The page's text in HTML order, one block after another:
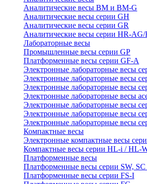
Аналитические весы BM и BM-G
Аналитические весы серии GH
Аналитические весы серии GR
Аналитические весы серии HR-
Лабораторные весы
Промышленные весы серии GP
Платформенные весы серии GF-A
Электронные лабораторные весы
Электронные лабораторные весы
Электронные лабораторные весы
Электронные лабораторные весы
Электронные лабораторные весы
Электронные лабораторные весы
Электронные лабораторные весы
Компактные весы
Электронные компактные весы
Компактные весы серии HL-i / HL-
Платформенные весы
Платформенные весы серии SW,
Платформенные весы серии FS-I